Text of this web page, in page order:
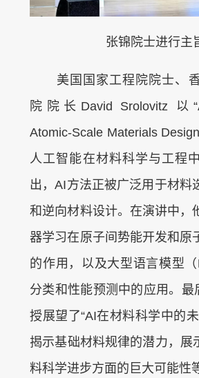
张锦院士进行主
美国国家工程院院士、
院院长David Srolovitz 以
Atomic-Scale Materials
人工智能在材料科学与工程
出，AI方法正被广泛用于材料
和逆向材料设计。在演讲中，
器学习在原子间势能开发和原
的作用，以及大型语言模型
分类和性能预测中的应用。最
授展望了“AI在材料科学中的
揭示基础材料规律的潜力，展
料科学进步方面的巨大可能性